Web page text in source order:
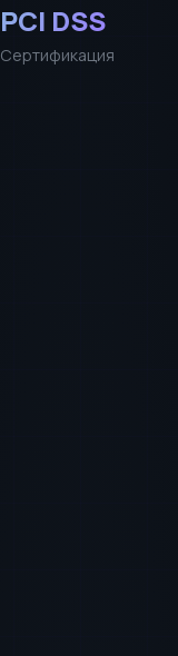
PCI DSS
Сертификация